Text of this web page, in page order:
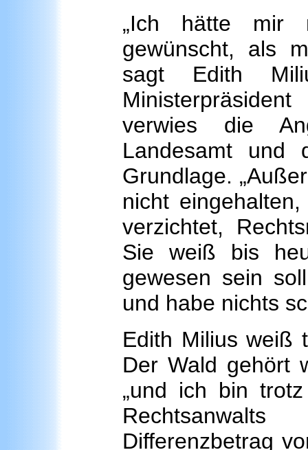
„Ich hätte mir
gewünscht, als
sagt Edith
verwies die
Landesamt und
Grundlage.
nicht
verzichtet,
Sie weiß bis
gewesen sein
und habe nichts
Edith Milius weiß
Der Wald gehört
„und ich bin
Differenzbetrag